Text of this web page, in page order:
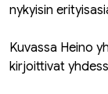
nykyisin
Kuvassa Heino
kirjoittivat